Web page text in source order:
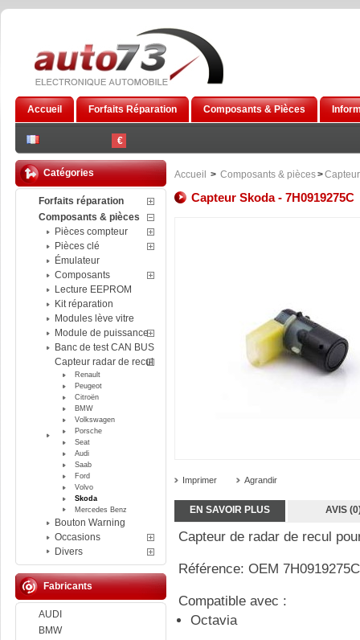
€
Accueil Forfaits Réparation Composants & Pièces
Catégories
Forfaits réparation
Composants & pièces
Pièces compteur
Pièces clé
Émulateur
Composants
Lecture EEPROM
Kit réparation
Modules lève vitre
Module de puissance
Banc de test CAN BUS
Capteur radar de recul
Renault
Peugeot
Citroën
BMW
Volkswagen
Porsche
Seat
Audi
Saab
Ford
Volvo
Skoda
Mercedes Benz
Bouton Warning
Occasions
Divers
Fabricants
AUDI
BMW
Accueil > Composants & pièces>
Capteur Skoda - 7H0919275C
Imprimer Agrandir
EN SAVOIR PLUS AVIS
Capteur de radar de recul
Référence: OEM 7H0919275C
Compatible avec :
Octavia